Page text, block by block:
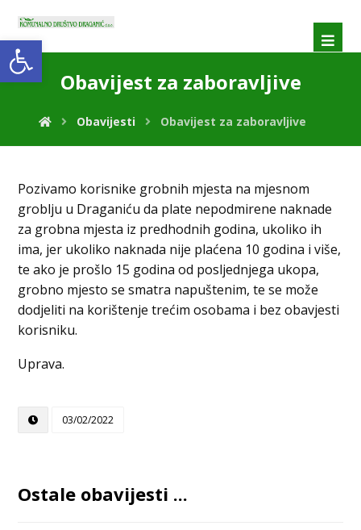
Open toolbar
Obavijest za zaboravljive
Obavijesti Obavijest za zaboravljive
Pozivamo korisnike grobnih mjesta na mjesnom
groblju u Draganiću da plate nepodmirene naknade
za grobna mjesta iz predhodnih godina, ukoliko ih
ima, jer ukoliko naknada nije plaćena 10 godina i više,
te ako je prošlo 15 godina od posljednjega ukopa,
grobno mjesto se smatra napuštenim, te se može
dodjeliti na korištenje trećim osobama i bez obavjesti
korisniku.
Uprava.
03/02/2022
Ostale obavijesti ...